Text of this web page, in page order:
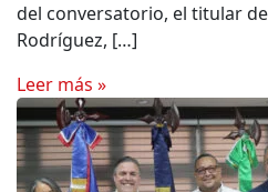
del conversatorio, el titular de
Rodríguez, […]
Leer más »